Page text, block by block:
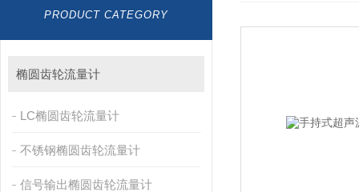
PRODUCT CATEGORY
椭圆齿轮流量计
LC椭圆齿轮流量计
不锈钢椭圆齿轮流量计
信号输出椭圆齿轮流量计